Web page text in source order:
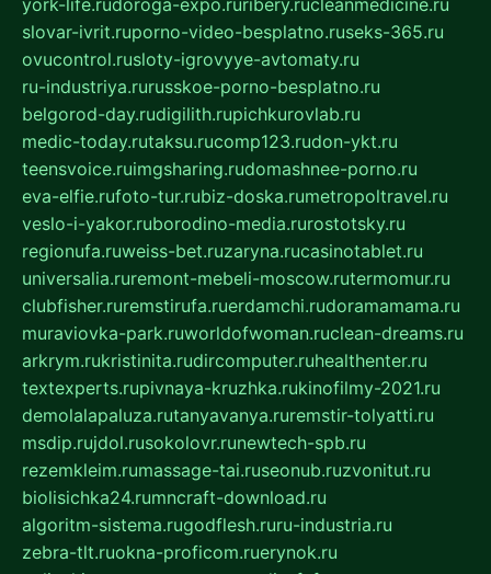
york-life.rudoroga-expo.ruribery.rucleanmedicine.ru
slovar-ivrit.ruporno-video-besplatno.ruseks-365.ru
ovucontrol.rusloty-igrovyye-avtomaty.ru
ru-industriya.rurusskoe-porno-besplatno.ru
belgorod-day.rudigilith.rupichkurovlab.ru
medic-today.rutaksu.rucomp123.rudon-ykt.ru
teensvoice.ruimgsharing.rudomashnee-porno.ru
eva-elfie.rufoto-tur.rubiz-doska.rumetropoltravel.ru
veslo-i-yakor.ruborodino-media.rurostotsky.ru
regionufa.ruweiss-bet.ruzaryna.rucasinotablet.ru
universalia.ruremont-mebeli-moscow.rutermomur.ru
clubfisher.ruremstirufa.ruerdamchi.rudoramamama.ru
muraviovka-park.ruworldofwoman.ruclean-dreams.ru
arkrym.rukristinita.rudircomputer.ruhealthenter.ru
textexperts.rupivnaya-kruzhka.rukinofilmy-2021.ru
demolalapaluza.rutanyavanya.ruremstir-tolyatti.ru
msdip.rujdol.rusokolovr.runewtech-spb.ru
rezemkleim.rumassage-tai.ruseonub.ruzvonitut.ru
biolisichka24.rumncraft-download.ru
algoritm-sistema.rugodflesh.ruru-industria.ru
zebra-tlt.ruokna-proficom.ruerynok.ru